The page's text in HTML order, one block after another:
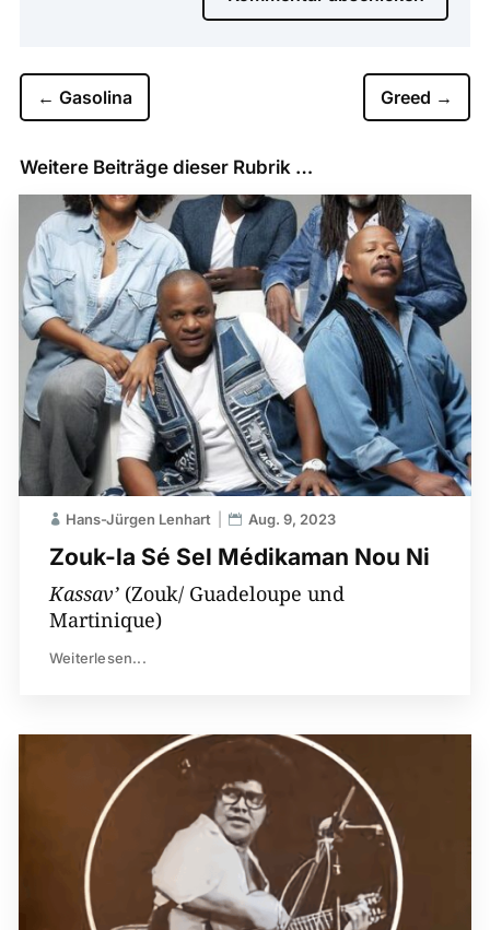
← Gasolina Greed →
Weitere Beiträge dieser Rubrik …
Zouk-la Sé Sel Médikaman Nou Ni
Hans-Jürgen Lenhart Aug. 9, 2023
Kassav’ (Zouk/ Guadeloupe und
Martinique)
Weiterlesen...